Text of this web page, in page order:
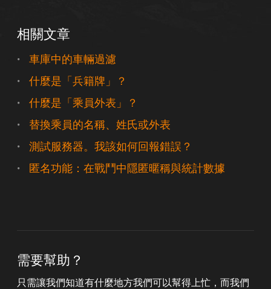
相關文章
車庫中的車輛過濾
什麼是「兵籍牌」？
什麼是「乘員外表」？
替換乘員的名稱、姓氏或外表
測試服務器。我該如何回報錯誤？
匿名功能：在戰鬥中隱匿暱稱與統計數據
需要幫助？
只需讓我們知道有什麼地方我們可以幫得上忙，而我們